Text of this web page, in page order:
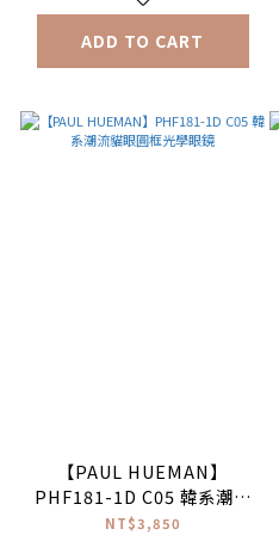
ADD TO CART
【PAUL HUEMAN】
PHF181-1D C05 韓系潮流
貓眼圓框光學眼鏡
NT$3,850